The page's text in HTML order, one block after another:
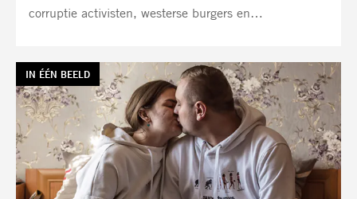
corruptie activisten, westerse burgers en…
TAG:
IN ÉÉN BEELD